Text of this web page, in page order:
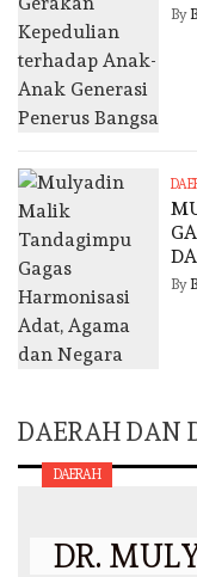
By
By
DAERAH DAN
DAERAH
DR.